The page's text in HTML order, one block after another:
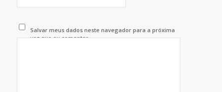
Salvar meus dados neste navegador para a próxima
vez que eu comentar.